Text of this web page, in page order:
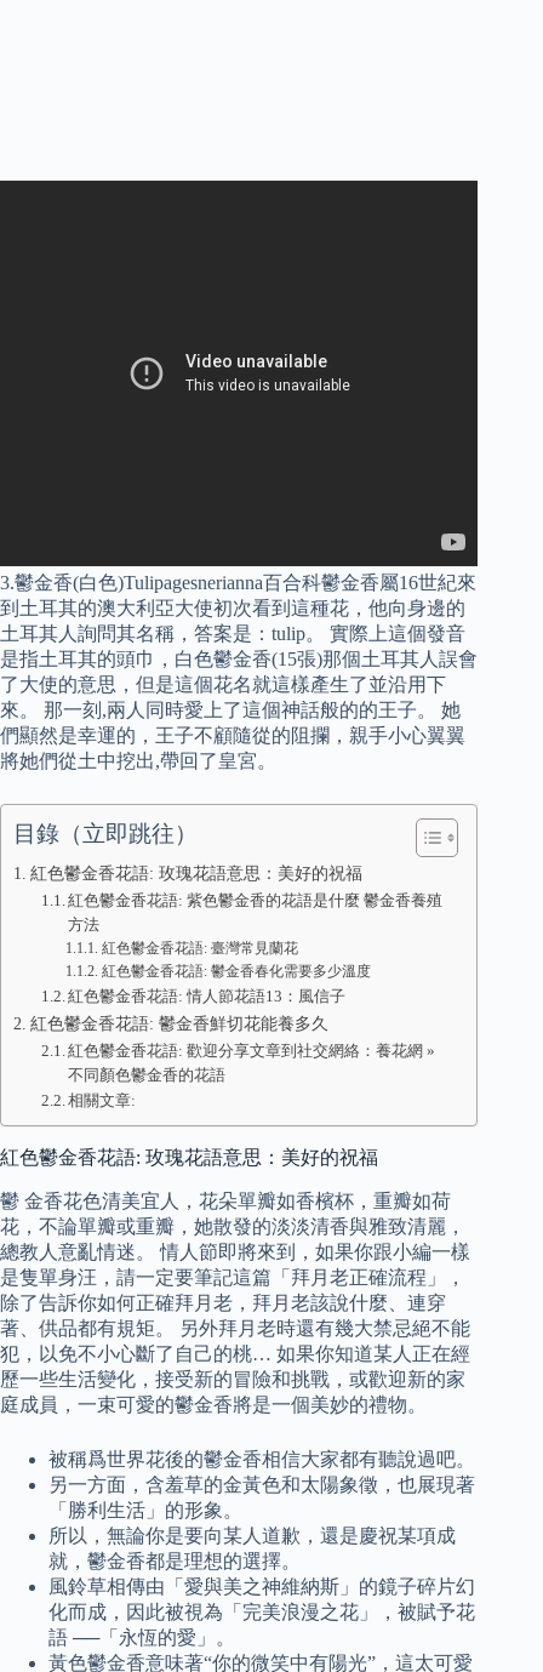
3.鬱金香(白色)Tulipagesnerianna百合科鬱金香屬16世紀來
到土耳其的澳大利亞大使初次看到這種花，他向身邊的
土耳其人詢問其名稱，答案是：tulip。 實際上這個發音
是指土耳其的頭巾，白色鬱金香(15張)那個土耳其人誤會
了大使的意思，但是這個花名就這樣產生了並沿用下
來。 那一刻,兩人同時愛上了這個神話般的的王子。 她
們顯然是幸運的，王子不顧隨從的阻攔，親手小心翼翼
將她們從土中挖出,帶回了皇宮。
目錄（立即跳往）
紅色鬱金香花語: 玫瑰花語意思：美好的祝福
紅色鬱金香花語: 紫色鬱金香的花語是什麼 鬱金香養殖
方法
紅色鬱金香花語: 臺灣常見蘭花
紅色鬱金香花語: 鬱金香春化需要多少溫度
紅色鬱金香花語: 情人節花語13：風信子
紅色鬱金香花語: 鬱金香鮮切花能養多久
紅色鬱金香花語: 歡迎分享文章到社交網絡：養花網 »
不同顏色鬱金香的花語
相關文章:
紅色鬱金香花語: 玫瑰花語意思：美好的祝福
鬱 金香花色清美宜人，花朵單瓣如香檳杯，重瓣如荷
花，不論單瓣或重瓣，她散發的淡淡清香與雅致清麗，
總教人意亂情迷。 情人節即將來到，如果你跟小編一樣
是隻單身汪，請一定要筆記這篇「拜月老正確流程」，
除了告訴你如何正確拜月老，拜月老該說什麼、連穿
著、供品都有規矩。 另外拜月老時還有幾大禁忌絕不能
犯，以免不小心斷了自己的桃… 如果你知道某人正在經
歷一些生活變化，接受新的冒險和挑戰，或歡迎新的家
庭成員，一束可愛的鬱金香將是一個美妙的禮物。
被稱爲世界花後的鬱金香相信大家都有聽說過吧。
另一方面，含羞草的金黃色和太陽象徵，也展現著
「勝利生活」的形象。
所以，無論你是要向某人道歉，還是慶祝某項成
就，鬱金香都是理想的選擇。
風鈴草相傳由「愛與美之神維納斯」的鏡子碎片幻
化而成，因此被視為「完美浪漫之花」，被賦予花
語 ──「永恆的愛」。
黃色鬱金香意味著“你的微笑中有陽光”，這太可愛